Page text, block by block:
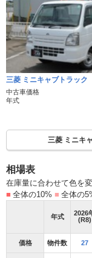
三菱 ミニキャブトラック
中古車価格
年式
三菱 ミニキ
相場表
在庫量に合わせて色を
■ 全体の10% ■ 全体の
年式 2026
(R8)
価格 物件数 27